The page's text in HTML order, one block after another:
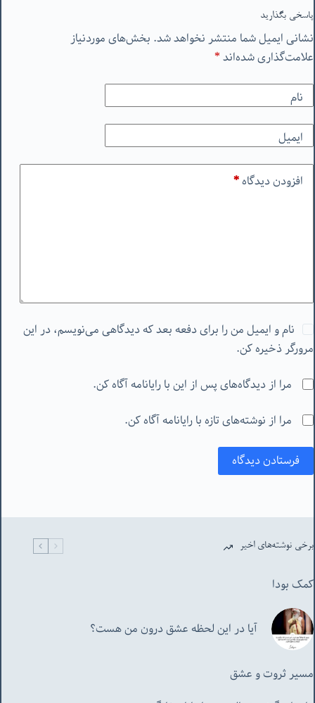
پاسخی بگذارید
نشانی ایمیل شما منتشر نخواهد شد. بخش‌های موردنیاز
علامت‌گذاری شده‌اند*
نام
ایمیل
افزودن دیدگاه*
نام و ایمیل من را برای دفعه بعد که دیدگاهی می‌نویسم، در این
مرورگر ذخیره کن.
مرا از دیدگاه‌های پس از این با رایانامه آگاه کن.
مرا از نوشته‌های تازه با رایانامه آگاه کن.
فرستادن دیدگاه
برخی نوشته‌های اخیر
کمک بودا
آیا در این لحظه عشق درون من هست؟
مسیر ثروت و عشق